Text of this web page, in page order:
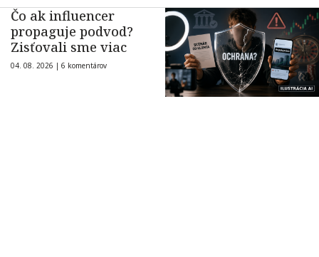
Čo ak influencer
propaguje podvod?
Zisťovali sme viac
04. 08. 2026 | 6 komentárov